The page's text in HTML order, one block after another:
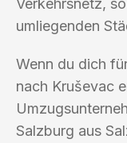
Verkehrsnetz,
umliegenden
Wenn du dich
nach Kruševac
Salzburg aus